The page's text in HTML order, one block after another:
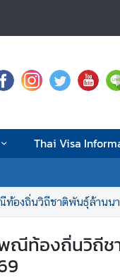
Thai Visa
ริมการท่องเที่ยวชาติพันธุ์สีสันแห่งล้
พณีท้องถิ่นวิถี